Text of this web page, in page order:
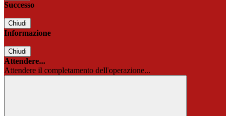
Successo
Chiudi
Informazione
Chiudi
Attendere...
Attendere il completamento dell'operazione...